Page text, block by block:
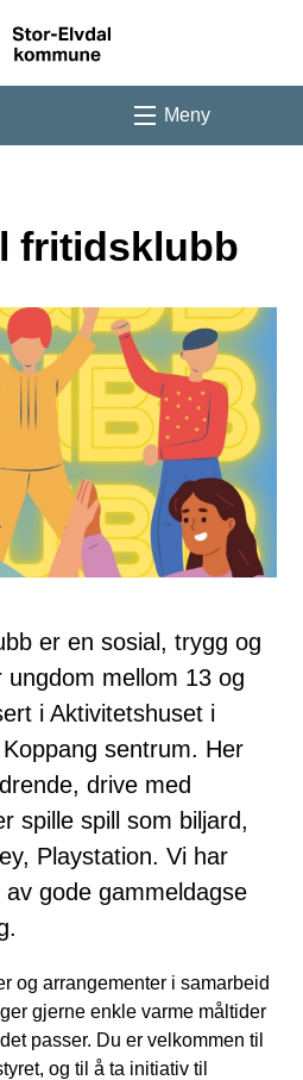
kommune
Meny
fritidsklubb
er en sosial, trygg og
mellom 13 og
i Aktivitetshuset i
sentrum. Her
drive med
spille spill som biljard,
Playstation. Vi har
gode gammeldagse
og arrangementer i samarbeid
gjerne enkle varme måltider
passer. Du er velkommen til
og til å ta initiativ til